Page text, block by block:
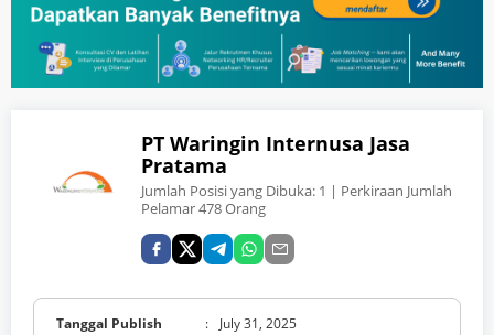
PT Waringin Internusa Jasa
Pratama
Jumlah Posisi yang Dibuka: 1 | Perkiraan Jumlah
Pelamar 478 Orang
Tanggal Publish : July 31, 2025